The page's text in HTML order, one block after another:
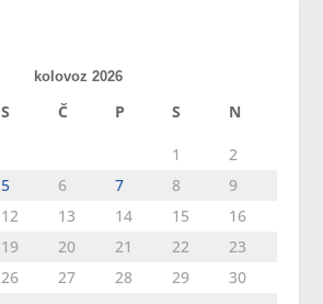
kolovoz 2026
S Č P S N
1
2
5 6 7 8
9
12 13 14 15
16
19 20 21 22
23
26 27 28 29
30